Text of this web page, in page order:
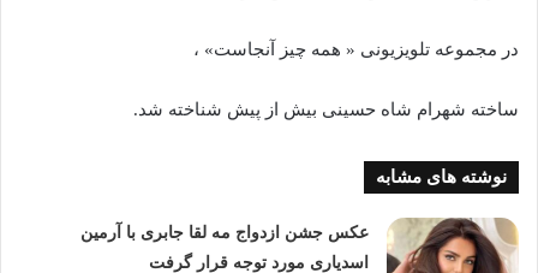
در مجموعه تلویزیونی « همه چیز آنجاست» ،
ساخته شهرام شاه حسینی بیش از پیش شناخته شد.
نوشته های مشابه
عکس جشن ازدواج مه لقا جابری با آرمین
اسدیاری مورد توجه قرار گرفت